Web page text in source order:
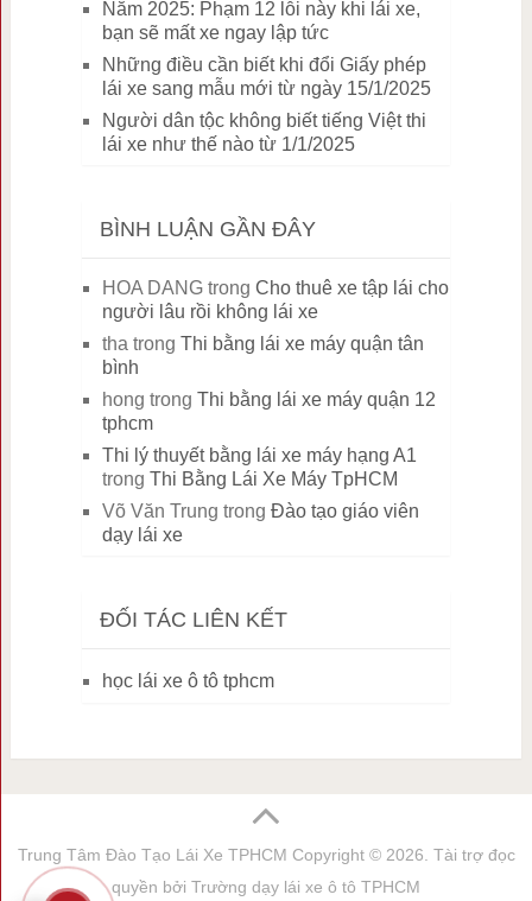
Năm 2025: Phạm 12 lỗi này khi lái xe,
bạn sẽ mất xe ngay lập tức
Những điều cần biết khi đổi Giấy phép
lái xe sang mẫu mới từ ngày 15/1/2025
Người dân tộc không biết tiếng Việt thi
lái xe như thế nào từ 1/1/2025
BÌNH LUẬN GẦN ĐÂY
HOA DANGtrong Cho thuê xe tập lái cho
người lâu rồi không lái xe
tha trong Thi bằng lái xe máy quận tân
bình
hong trong Thi bằng lái xe máy quận 12
tphcm
Thi lý thuyết bằng lái xe máy hạng A1
trong Thi Bằng Lái Xe Máy TpHCM
Võ Văn Trung trong Đào tạo giáo viên
dạy lái xe
ĐỐI TÁC LIÊN KẾT
học lái xe ô tô tphcm
Trung Tâm Đào Tạo Lái Xe TPHCM Copyright © 2026. Tài trợ đọc
quyền bởi Trường dạy lái xe ô tô TPHCM